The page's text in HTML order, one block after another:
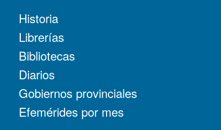
Historia
Librerías
Bibliotecas
Diarios
Gobiernos provinciales
Efemérides por mes